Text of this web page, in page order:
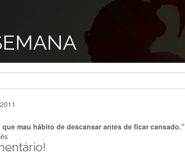
que mau hábito de descansar antes de ficar cansado.”